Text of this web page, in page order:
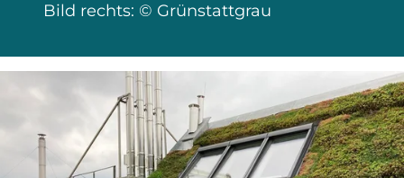
Bild rechts: © Grünstattgrau